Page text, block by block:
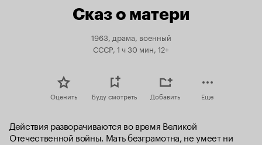
Сказ о матери
1963, драма, военный
СССР, 1 ч 30 мин, 12+
Оценить Буду смотреть Добавить Еще
Действия разворачиваются во время Великой
Отечественной войны. Мать безграмотна, не умеет ни